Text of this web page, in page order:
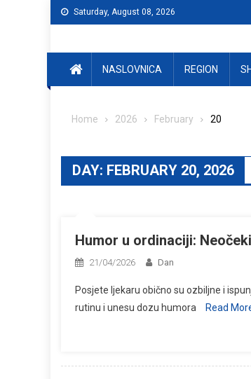
Saturday, August 08, 2026
NASLOVNICA REGION
Home 2026 February 20
DAY: FEBRUARY 20, 2026
Humor u ordinaciji:
21/04/2026 Dan
Posjete ljekaru obično su ozbiljne i
rutinu i unesu dozu humora
Read